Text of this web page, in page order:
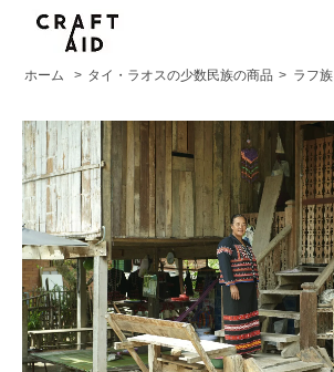
ホーム > タイ・ラオスの少数民族の商品 > ラフ族